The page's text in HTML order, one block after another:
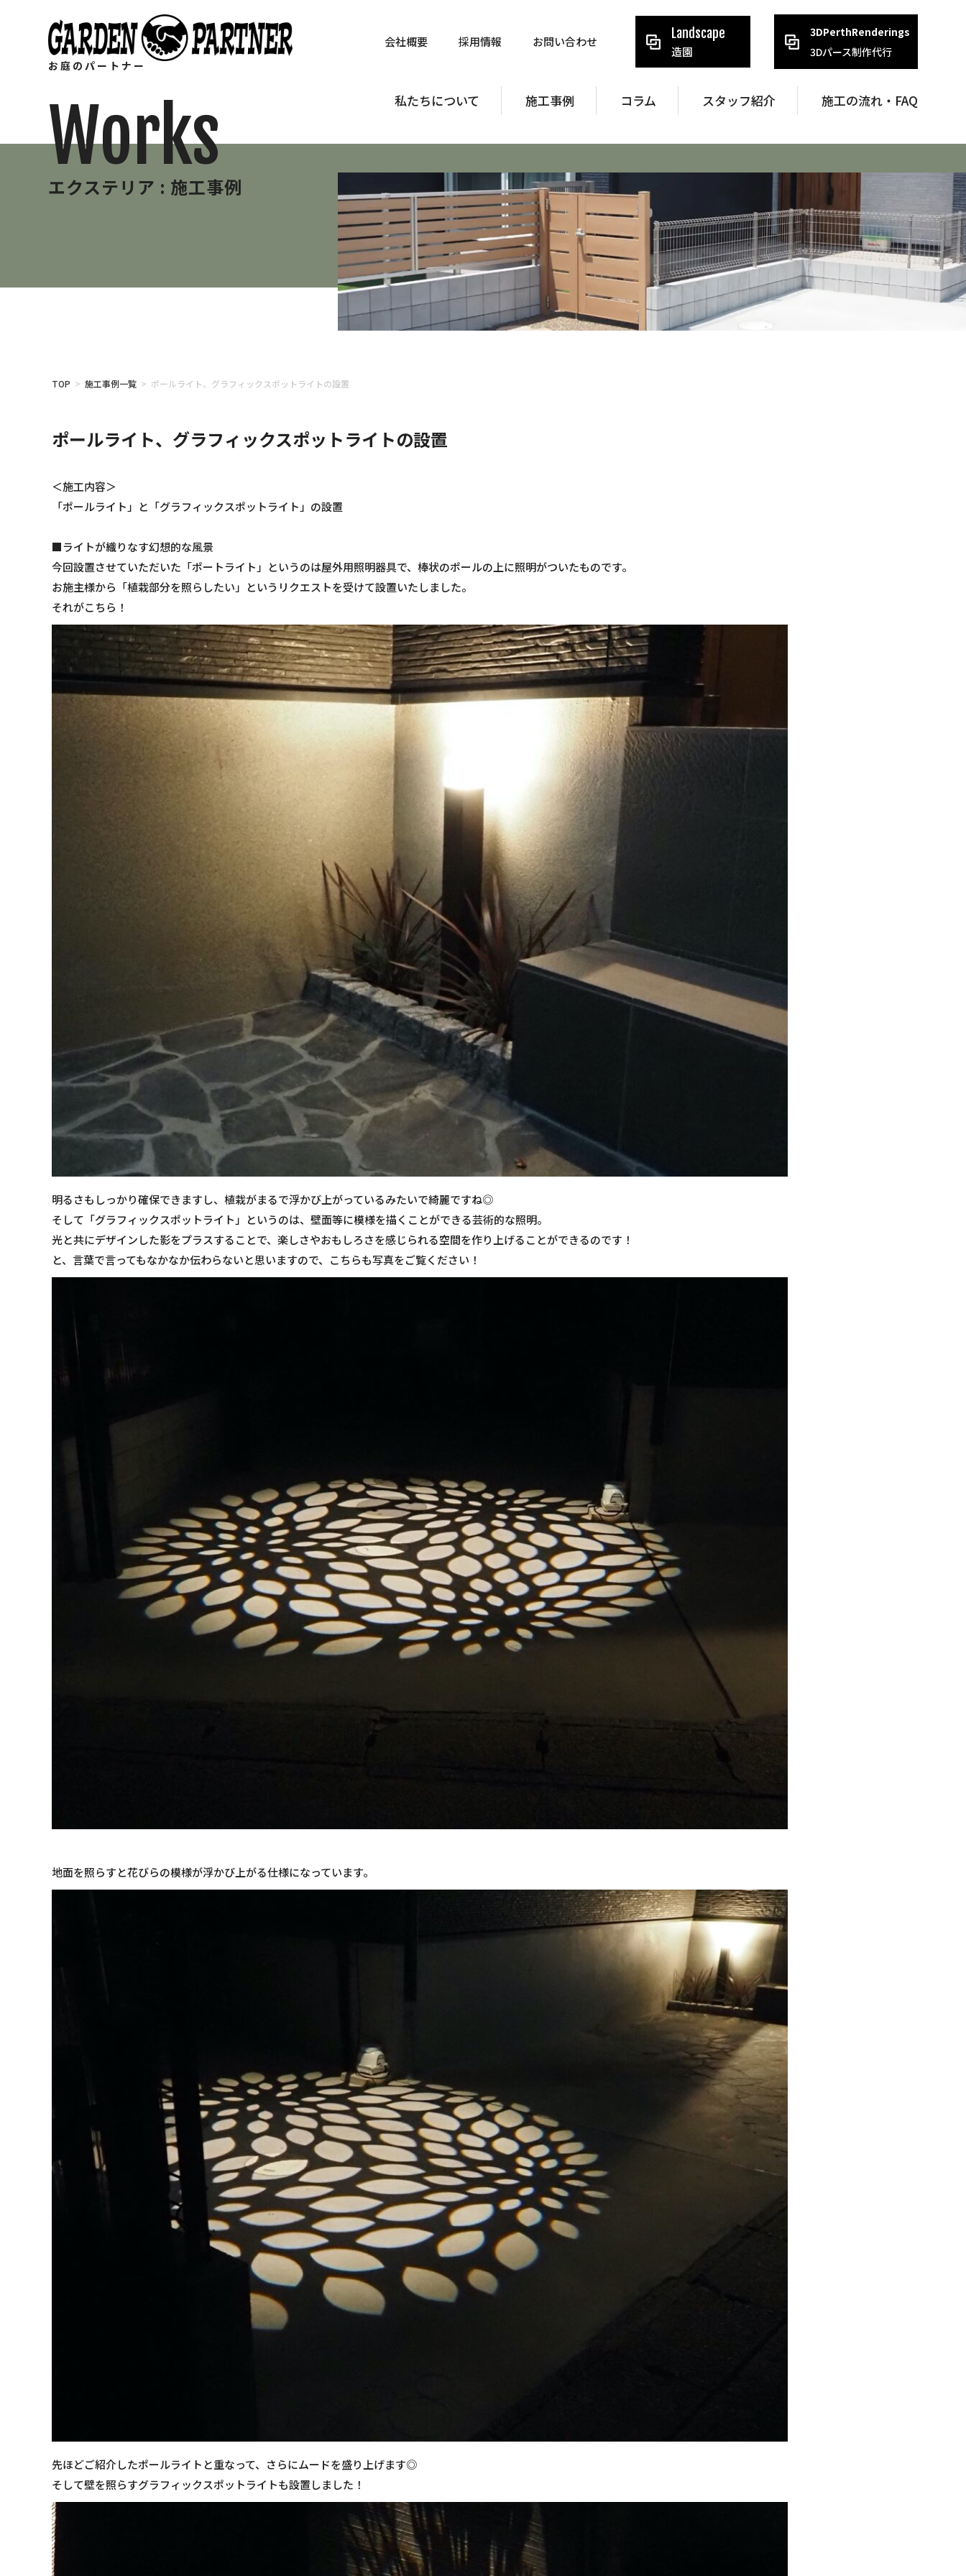
お庭のパートナー
私たちについて 施工事例 コラム スタッフ紹介 施工の流れ・FAQ
会社概要 採用情報 お問い合わせ
Landscape
造園
3DPerthRenderings
3Dパース制作代行
Works
エクステリア : 施工事例
TOP > 施工事例一覧 > ポールライト、グラフィックスポットライトの設置
ポールライト、グラフィックスポットライトの設置
＜施工内容＞
「ポールライト 」と「グラフィックスポットライト 」の設置
■ライトが織りなす幻想的な風景
今回設置させていただいた「ポートライト 」というのは屋外用照明器具で、棒状のポールの上に照明がついたものです。
お施主様から「植栽部分を照らしたい」というリクエストを受けて設置いたしました。
それがこちら！
明るさもしっかり確保できますし、植栽がまるで浮かび上がっているみたいで綺麗ですね◎
そして「グラフィックスポットライト 」というのは、壁面等に模様を描くことができる芸術的な照明。
光と共にデザインした影をプラスすることで、楽しさやおもしろさを感じられる空間を作り上げることができるのです！
と、言葉で言ってもなかなか伝わらないと思いますので、こちらも写真をご覧ください！
地面を照らすと花びらの模様が浮かび上がる仕様になっています。
先ほどご紹介したポールライトと重なって、さらにムードを盛り上げます◎
そして壁を照らすグラフィックスポットライトも設置しました！